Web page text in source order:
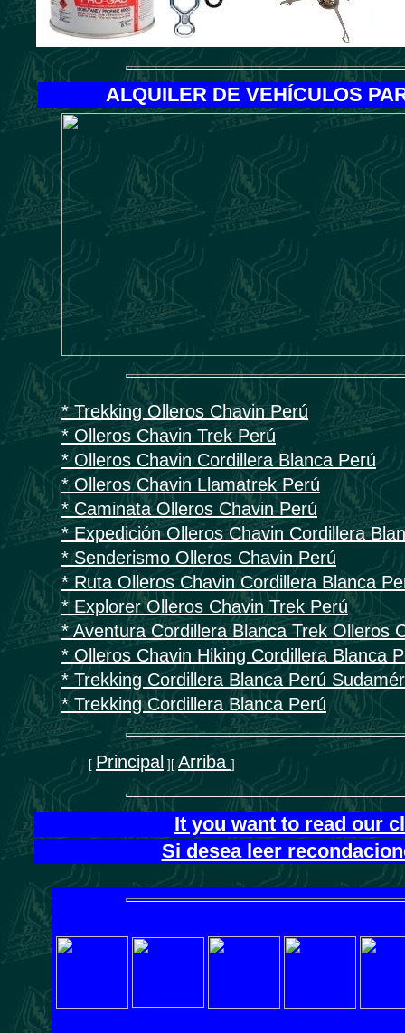
ALQUILER DE VEHÍCULOS
* Trekking Olleros Chavin Perú
* Olleros Chavin Trek Perú
* Olleros Chavin Cordillera Blanca Perú
* Olleros Chavin Llamatrek Perú
* Caminata Olleros Chavin Perú
* Expedición Olleros Chavin Cordillera
* Senderismo Olleros Chavin Perú
* Ruta Olleros Chavin Cordillera Blanca
* Explorer Olleros Chavin Trek Perú
* Aventura Cordillera Blanca Trek Olleros
* Olleros Chavin Hiking Cordillera Blanca
* Trekking Cordillera Blanca Perú
* Trekking Cordillera Blanca Perú
[ Principal ][Arriba ]
It you want to read our
Si desea leer